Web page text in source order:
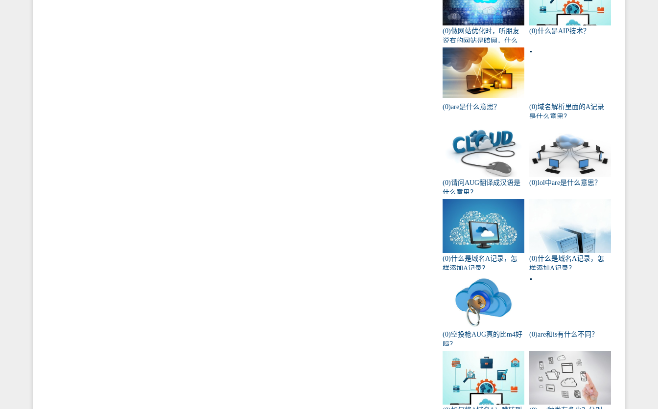
(0)做网站优化时，听朋友
说有的网站是暗网，什么
叫暗网啊？
(0)什么是AIP技术？
(0)are是什么意思？
(0)域名解析里面的A记录
是什么意思？
(0)请问AUG翻译成汉语是
什么意思？
(0)lol中are是什么意思？
(0)什么是域名A记录，怎
样添加A记录？
(0)什么是域名A记录，怎
样添加A记录？
(0)空投枪AUG真的比m4好
吗？
(0)are和is有什么不同？